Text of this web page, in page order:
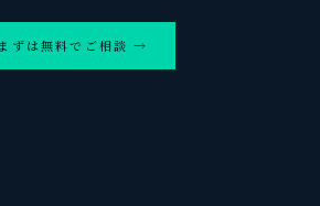
まずは無料でご相談 →